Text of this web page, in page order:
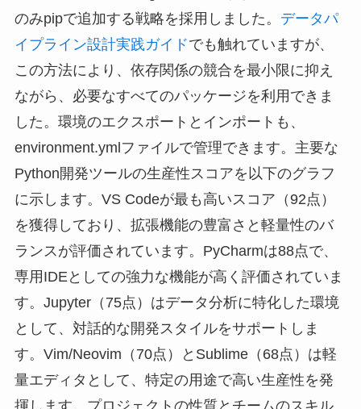
のみpipで追加する戦略を採用しました。 データパ
イプライン設計実践ガイドでも触れていますが、
この方法により、依存関係の競合を最小限に抑え
ながら、必要なすべてのパッケージを利用できま
した。環境のエクスポートとインポートも、
environment.ymlファイルで管理できます。主要な
Python開発ツールの生産性スコアを以下のグラフ
に示します。VS Codeが最も高いスコア（92点）
を獲得しており、拡張機能の豊富さと軽量性のバ
ランスが評価されています。PyCharmは88点で、
専用IDEとしての強力な機能が高く評価されていま
す。Jupyter（75点）はデータ分析に特化した環境
として、対話的な開発スタイルをサポートしま
す。Vim/Neovim（70点）とSublime（68点）は軽
量エディタとして、特定の用途で高い生産性を発
揮します。プロジェクトの性質とチームのスキル